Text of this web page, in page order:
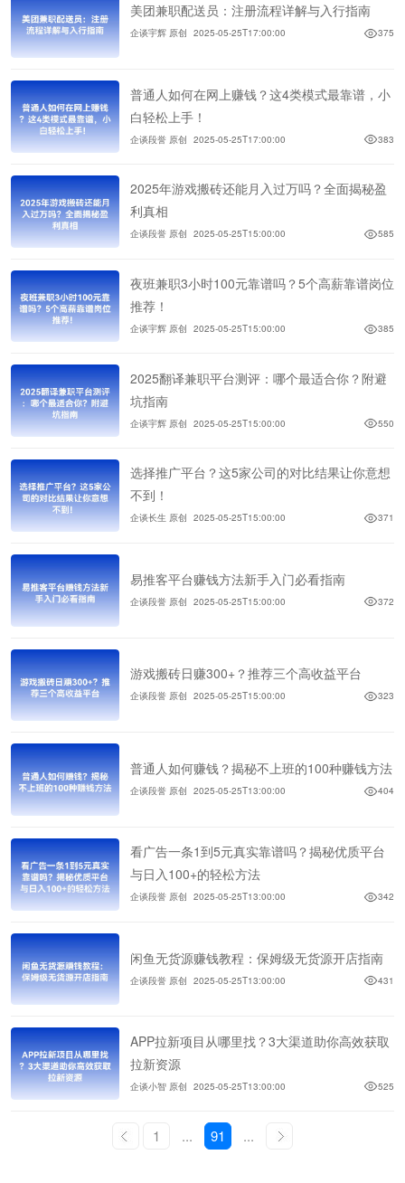
美团兼职配送员：注册流程详解与入行指南
企谈宇辉 原创 2025-05-25T17:00:00 375
普通人如何在网上赚钱？这4类模式最靠谱，小
白轻松上手！
企谈段誉 原创 2025-05-25T17:00:00 383
2025年游戏搬砖还能月入过万吗？全面揭秘盈
利真相
企谈段誉 原创 2025-05-25T15:00:00 585
夜班兼职3小时100元靠谱吗？5个高薪靠谱岗位
推荐！
企谈宇辉 原创 2025-05-25T15:00:00 385
2025翻译兼职平台测评：哪个最适合你？附避
坑指南
企谈宇辉 原创 2025-05-25T15:00:00 550
选择推广平台？这5家公司的对比结果让你意想
不到！
企谈长生 原创 2025-05-25T15:00:00 371
易推客平台赚钱方法新手入门必看指南
企谈段誉 原创 2025-05-25T15:00:00 372
游戏搬砖日赚300+？推荐三个高收益平台
企谈段誉 原创 2025-05-25T15:00:00 323
普通人如何赚钱？揭秘不上班的100种赚钱方法
企谈段誉 原创 2025-05-25T13:00:00 404
看广告一条1到5元真实靠谱吗？揭秘优质平台
与日入100+的轻松方法
企谈段誉 原创 2025-05-25T13:00:00 342
闲鱼无货源赚钱教程：保姆级无货源开店指南
企谈段誉 原创 2025-05-25T13:00:00 431
APP拉新项目从哪里找？3大渠道助你高效获取
拉新资源
企谈小智 原创 2025-05-25T13:00:00 525
1 ... 91 ...